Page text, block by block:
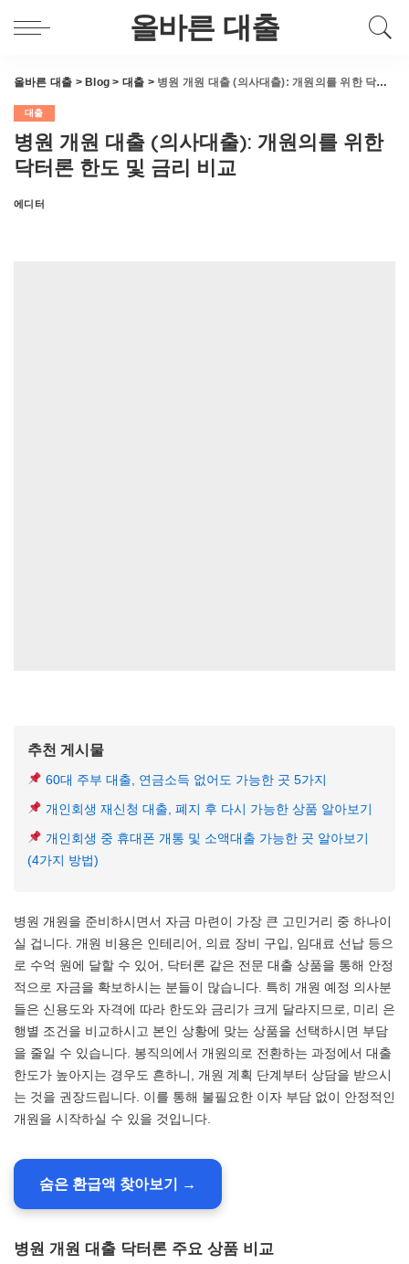
올바른 대출
올바른 대출 > Blog > 대출 > 병원 개원 대출 (의사대출): 개원의를 위한 닥터론 한도 및 금리 비교
대출
병원 개원 대출 (의사대출): 개원의를 위한
닥터론 한도 및 금리 비교
Posted
에디터
추천 게시물
60대 주부 대출, 연금소득 없어도 가능한 곳 5가지
개인회생 재신청 대출, 폐지 후 다시 가능한 상품 알아보기
개인회생 중 휴대폰 개통 및 소액대출 가능한 곳 알아보기
(4가지 방법)
병원 개원을 준비하시면서 자금 마련이 가장 큰 고민거리 중 하나이
실 겁니다. 개원 비용은 인테리어, 의료 장비 구입, 임대료 선납 등으
로 수억 원에 달할 수 있어, 닥터론 같은 전문 대출 상품을 통해 안정
적으로 자금을 확보하시는 분들이 많습니다. 특히 개원 예정 의사분
들은 신용도와 자격에 따라 한도와 금리가 크게 달라지므로, 미리 은
행별 조건을 비교하시고 본인 상황에 맞는 상품을 선택하시면 부담
을 줄일 수 있습니다. 봉직의에서 개원의로 전환하는 과정에서 대출
한도가 높아지는 경우도 흔하니, 개원 계획 단계부터 상담을 받으시
는 것을 권장드립니다. 이를 통해 불필요한 이자 부담 없이 안정적인
개원을 시작하실 수 있을 것입니다.
숨은 환급액 찾아보기 →
병원 개원 대출 닥터론 주요 상품 비교